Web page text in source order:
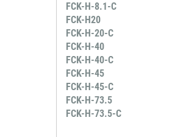
FCK-H-8.1-C
FCK-H20
FCK-H-20-C
FCK-H-40
FCK-H-40-C
FCK-H-45
FCK-H-45-C
FCK-H-73.5
FCK-H-73.5-C